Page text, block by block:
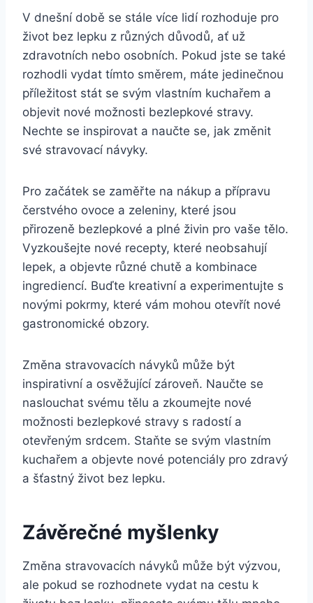
V dnešní době se stále více lidí rozhoduje pro
život bez lepku z různých důvodů, ať už
zdravotních nebo osobních. Pokud jste se také
rozhodli vydat tímto směrem, máte jedinečnou
příležitost stát se svým vlastním kuchařem a
objevit nové možnosti bezlepkové stravy.
Nechte se inspirovat a naučte se, jak změnit
své stravovací návyky.
Pro začátek se zaměřte na nákup a přípravu
čerstvého ovoce a zeleniny, které jsou
přirozeně bezlepkové a plné živin pro vaše tělo.
Vyzkoušejte nové recepty, které neobsahují
lepek, a objevte různé chutě a kombinace
ingrediencí. Buďte kreativní a experimentujte s
novými pokrmy, které vám mohou otevřít nové
gastronomické obzory.
Změna stravovacích návyků může být
inspirativní a osvěžující zároveň. Naučte se
naslouchat svému tělu a zkoumejte nové
možnosti bezlepkové stravy s radostí a
otevřeným srdcem. Staňte se svým vlastním
kuchařem a objevte nové potenciály pro zdravý
a šťastný život bez lepku.
Závěrečné myšlenky
Změna stravovacích návyků může být výzvou,
ale pokud se rozhodnete vydat na cestu k